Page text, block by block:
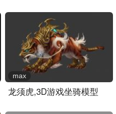
龙须虎,3D游戏坐骑模型
max